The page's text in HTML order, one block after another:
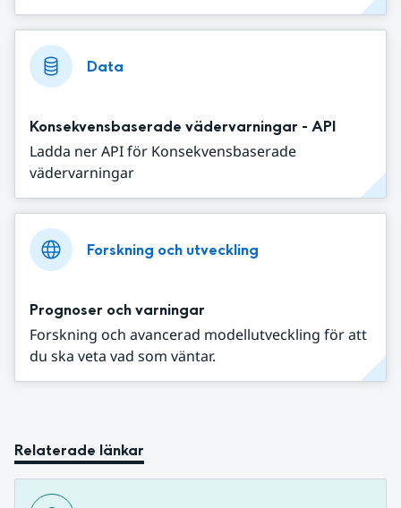
Data
Konsekvensbaserade vädervarningar - API
Ladda ner API för Konsekvensbaserade
vädervarningar
Forskning och utveckling
Prognoser och varningar
Forskning och avancerad modellutveckling för att
du ska veta vad som väntar.
Relaterade länkar